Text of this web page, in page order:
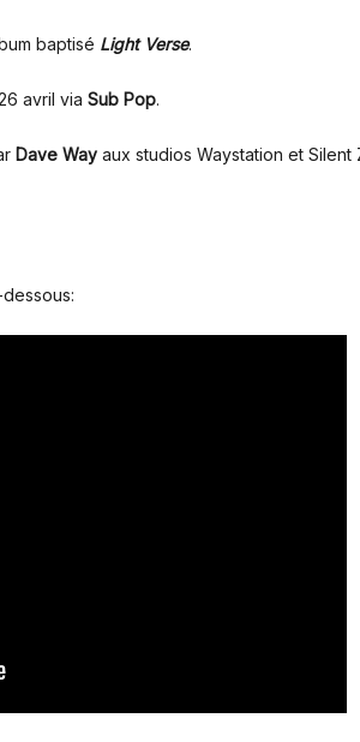
baptisé Light Verse.
avril via Sub Pop.
Dave Way aux studios Waystation et Silent